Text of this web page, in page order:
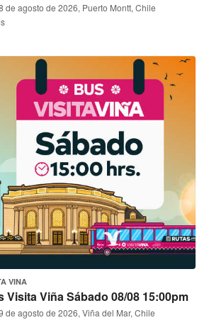
de agosto de 2026, Puerto Montt, Chile
VINA
Visita Viña Sábado 08/08 15:00pm
de agosto de 2026, Viña del Mar, Chile